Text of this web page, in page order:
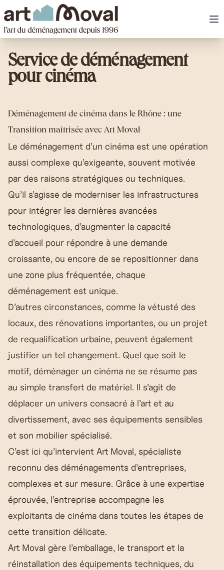
art Moval
Service de déménagement
pour cinéma
Déménagement de cinéma dans le Rhône : une
Transition maîtrisée avec Art Moval
Le déménagement d’un cinéma est une opération
aussi complexe qu’exigeante, souvent motivée
par des raisons stratégiques ou techniques.
Qu’il s’agisse de moderniser les infrastructures
pour intégrer les dernières avancées
technologiques, d’augmenter la capacité
d’accueil pour répondre à une demande
croissante, ou encore de se repositionner dans
une zone plus fréquentée, chaque
déménagement est unique.
D’autres circonstances, comme la vétusté des
locaux, des rénovations importantes, ou un projet
de requalification urbaine, peuvent également
justifier un tel changement. Quel que soit le
motif, déménager un cinéma ne se résume pas
au simple transfert de matériel. Il s’agit de
déplacer un univers consacré à l’art et au
divertissement, avec ses équipements sensibles
et son mobilier spécialisé.
C’est ici qu’intervient Art Moval, spécialiste
reconnu des déménagements d’entreprises,
complexes et sur mesure. Grâce à une expertise
éprouvée, l’entreprise accompagne les
exploitants de cinéma dans toutes les étapes de
cette transition délicate.
Art Moval gère l’emballage, le transport et la
réinstallation des équipements techniques, du